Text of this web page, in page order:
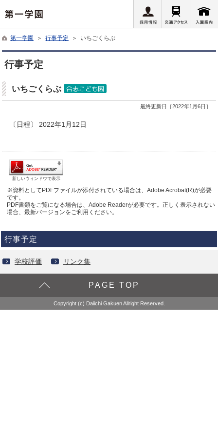
第一学園 ＞行事予定 ＞ いちごくらぶ
行事予定
いちごくらぶ
最終更新日［2022年1月6日］
〔日程〕 2022年1月12日
新しいウィンドウで表示
※資料としてPDFファイルが添付されている場合は、Adobe Acrobat(R)が必要
です。
PDF書類をご覧になる場合は、Adobe Readerが必要です。正しく表示されない
場合、最新バージョンをご利用ください。
行事予定
学校評価 リンク集
PAGE TOP
Copyright (c) Daiichi Gakuen Allright Reserved.